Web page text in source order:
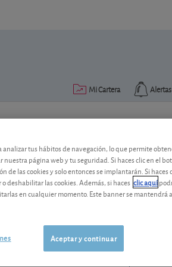
Alertas
Mi Cartera
rebote semanal de
de un par de buenas noticas,
de lo perdido en el mes.
analizar tus hábitos de navegación, lo que permite
página web y tu seguridad. Si haces clic en el
de las cookies y solo entonces se implantarán. Si haces
deshabilitar las cookies. Además, si haces clic aquí
en cualquier momento. Este banner se mantendrá
Aceptar y continuar